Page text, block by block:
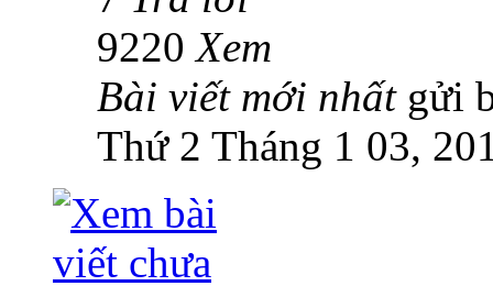
9220Xem
Bài viết mới nhất gửi
Thứ 2 Tháng 1 03,